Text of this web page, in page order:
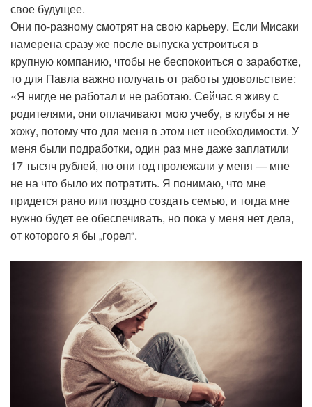
свое будущее.
Они по-разному смотрят на свою карьеру. Если Мисаки
намерена сразу же после выпуска устроиться в
крупную компанию, чтобы не беспокоиться о заработке,
то для Павла важно получать от работы удовольствие:
«Я нигде не работал и не работаю. Сейчас я живу с
родителями, они оплачивают мою учебу, в клубы я не
хожу, потому что для меня в этом нет необходимости. У
меня были подработки, один раз мне даже заплатили
17 тысяч рублей, но они год пролежали у меня — мне
не на что было их потратить. Я понимаю, что мне
придется рано или поздно создать семью, и тогда мне
нужно будет ее обеспечивать, но пока у меня нет дела,
от которого я бы „горел“.